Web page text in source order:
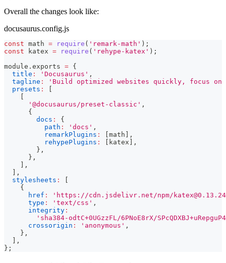
Overall the changes look like:
docusaurus.config.js
const math = require ( 'remark-math' ) ;
const katex = require ( 'rehype-katex' ) ;
module . exports = {
title : 'Docusaurus' ,
tagline :
'Build optimized websites quickly, focus on
presets :
'@docusaurus/preset-classic' ,
{
docs :
{
path : 'docs' ,
remarkPlugins : math
,
rehypePlugins : katex
,
} ,
} ,
,
,
stylesheets :
{
href : 'https://cdn.jsdelivr.net/npm/ katex@0.13.24
type : 'text/css' ,
integrity :
'sha384-odtC+0UGzzFL/6PNoE8rX/
crossorigin : 'anonymous' ,
} ,
,
} ;